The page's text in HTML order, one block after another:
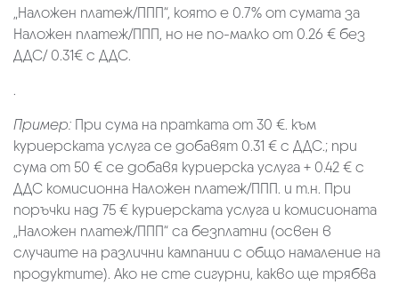
„Наложен платеж/ППП“, която е 0.7% от сумата за
Наложен платеж/ППП, но не по-малко от 0.26 € без
ДДС/ 0.31€ с ДДС.
.
Пример: При сума на пратката от 30 €. към
куриерската услуга се добавят 0.31 € с ДДС.; при
сума от 50 € се добавя куриерска услуга + 0.42 € с
ДДС комисионна Наложен платеж/ППП. и т.н. При
поръчки над 75 € куриерската услуга и комисионата
„Наложен платеж/ППП“ са безплатни (освен в
случаите на различни кампании с общо намаление на
продуктите). Ако не сте сигурни, какво ще трябва